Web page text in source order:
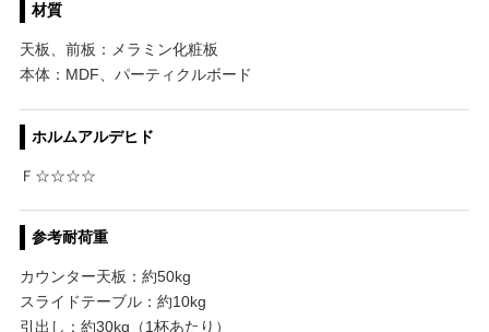
材質
天板、前板：メラミン化粧板
本体：MDF、パーティクルボード
ホルムアルデヒド
Ｆ☆☆☆☆
参考耐荷重
カウンター天板：約50kg
スライドテーブル：約10kg
引出し：約30kg（1杯あたり）